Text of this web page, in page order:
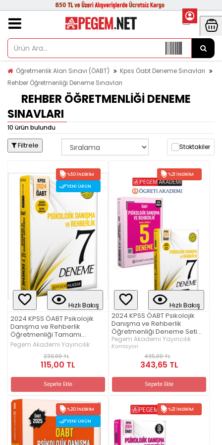
Öğretmenlik Alan Sınavı (ÖABT)
Kpss Öabt Deneme Sınavları
Rehber Öğretmenliği Deneme Sınavları
REHBER ÖĞRETMENLIĞI DENEME
SINAVLARI
10 ürün bulundu
Filtrele Stoktakiler
%50 İNDIRIM
YENI ÜRÜN
Hızlı Bakış
2024 KPSS ÖABT Psikolojik
Danışma ve Rehberlik
Öğretmenliği Tamamı
Çözümlü 7 Deneme
Pegem Akademi Yayıncılık
230,00 TL
115,00 TL
Sepete Ekle
%21 İNDIRIM
Hızlı Bakış
2024 KPSS ÖABT Psikolojik
Danışma ve Rehberlik
Öğretmenliği Deneme Seti
(Öğreti 5 Deneme-Pegem
Akademi 7 Deneme)
Pegem Akademi Yayıncılık
Komisyon
435,00 TL
343,65 TL
Sepete Ekle
%20 İNDIRIM
YENI ÜRÜN
%21 İNDIRIM